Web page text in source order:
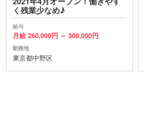
く残業少なめ♪
給与
月給 260,000円 ～ 300,000円
勤務地
東京都中野区